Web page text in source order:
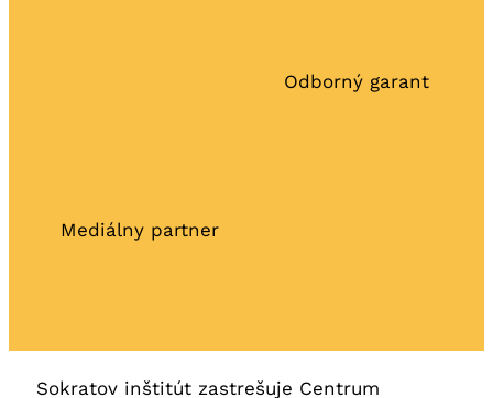
Odborný garant
Mediálny partner
Sokratov inštitút zastrešuje Centrum